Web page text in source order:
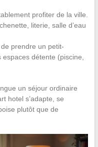
profiter de la ville.
literie, salle d’eau
prendre un petit-
détente (piscine,
un séjour ordinaire
hotel s’adapte, se
plutôt que de